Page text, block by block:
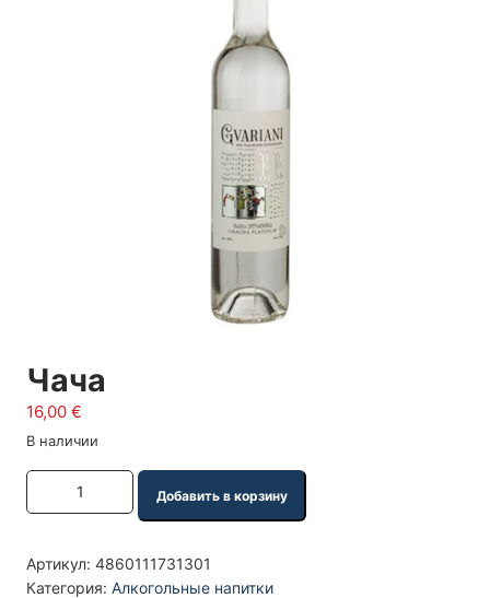
Чача
16,00 €
В наличии
Количество товара
Добавить в корзину
Артикул: 4860111731301
Категория: Алкогольные напитки